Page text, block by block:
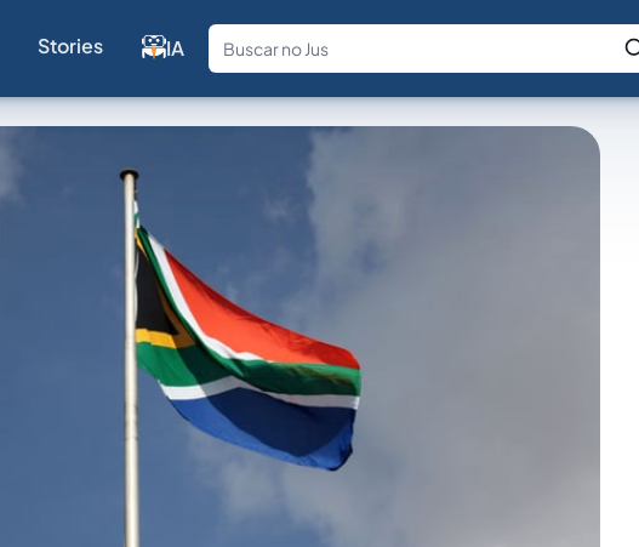
Stories IA
Fale com a IA Buscar no Jus